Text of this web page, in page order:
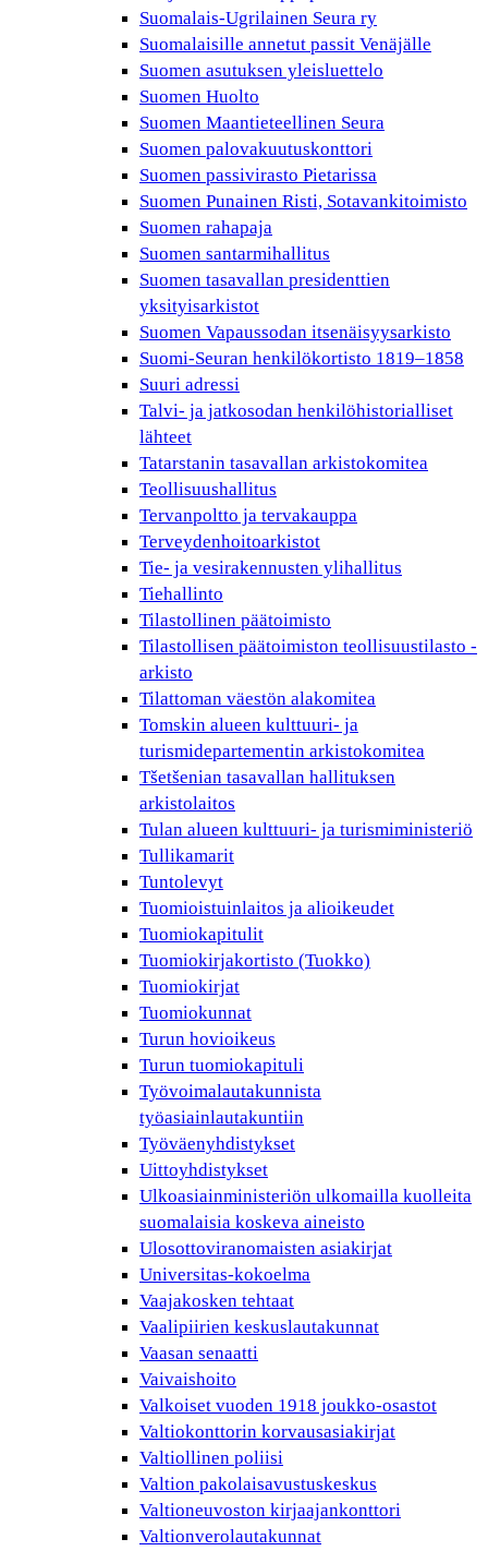
Suomalais-Ugrilainen Seura ry
Suomalaisille annetut passit Venäjälle
Suomen asutuksen yleisluettelo
Suomen Huolto
Suomen Maantieteellinen Seura
Suomen palovakuutuskonttori
Suomen passivirasto Pietarissa
Suomen Punainen Risti, Sotavankitoimisto
Suomen rahapaja
Suomen santarmihallitus
Suomen tasavallan presidenttien
yksityisarkistot
Suomen Vapaussodan itsenäisyysarkisto
Suomi-Seuran henkilökortisto 1819–1858
Suuri adressi
Talvi- ja jatkosodan henkilöhistorialliset
lähteet
Tatarstanin tasavallan arkistokomitea
Teollisuushallitus
Tervanpoltto ja tervakauppa
Terveydenhoitoarkistot
Tie- ja vesirakennusten ylihallitus
Tiehallinto
Tilastollinen päätoimisto
Tilastollisen päätoimiston teollisuustilasto -
arkisto
Tilattoman väestön alakomitea
Tomskin alueen kulttuuri- ja
turismidepartementin arkistokomitea
Tšetšenian tasavallan hallituksen
arkistolaitos
Tulan alueen kulttuuri- ja turismiministeriö
Tullikamarit
Tuntolevyt
Tuomioistuinlaitos ja alioikeudet
Tuomiokapitulit
Tuomiokirjakortisto (Tuokko)
Tuomiokirjat
Tuomiokunnat
Turun hovioikeus
Turun tuomiokapituli
Työvoimalautakunnista
työasiainlautakuntiin
Työväenyhdistykset
Uittoyhdistykset
Ulkoasiainministeriön ulkomailla kuolleita
suomalaisia koskeva aineisto
Ulosottoviranomaisten asiakirjat
Universitas-kokoelma
Vaajakosken tehtaat
Vaalipiirien keskuslautakunnat
Vaasan senaatti
Vaivaishoito
Valkoiset vuoden 1918 joukko-osastot
Valtiokonttorin korvausasiakirjat
Valtiollinen poliisi
Valtion pakolaisavustuskeskus
Valtioneuvoston kirjaajankonttori
Valtionverolautakunnat